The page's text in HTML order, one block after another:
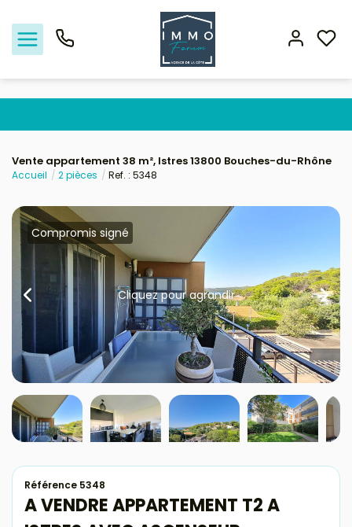
Biens vendus
Location - Gestion
Nos agences
Estimation
Avis clients
Vente appartement 38 m², Istres 13800 Bouches-du-Rhône
Accueil 2 pièces Ref. : 5348
Compromis signé
Cliquez pour agrandir
Référence 5348
A VENDRE APPARTEMENT T2 A